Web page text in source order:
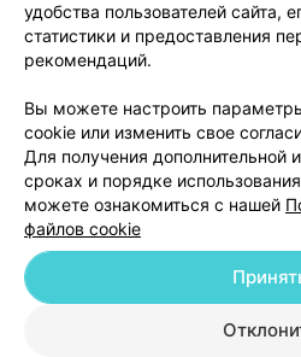
Написать
Обработка
© 2026 ООО «Артокс Лаб», УНП 191700409
удобства пользователей сайта,
статистики и предоставления
рекомендаций.
Вы можете настроить
cookie или изменить свое
Для получения дополнительной
сроках и порядке
можете ознакомиться с нашей
файлов cookie